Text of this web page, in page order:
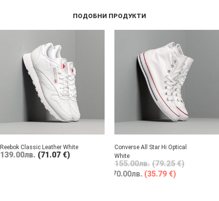
ПОДОБНИ ПРОДУКТИ
Reebok Classic Leather White
139.00лв. (71.07 €)
Converse All Star Hi Optical
White
155.00лв. (79.25 €)
70.00лв. (35.79 €)